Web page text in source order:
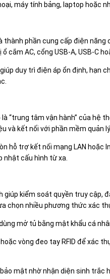
máy tính bảng, laptop hoặc
thành phần cung cấp điện
cắm AC, cổng USB-A, USB-C
duy trì điện áp ổn định, hạn
“trung tâm vận hành” của hệ
và kết nối với phần mềm quản lý.
hỗ trợ kết nối mạng LAN
cấu hình từ xa.
giúp kiểm soát quyền truy cập,
chọn nhiều phương thức xác
mở tủ bằng mật khẩu cá
vòng đeo tay RFID để xác
mật nhờ nhận diện sinh trắc